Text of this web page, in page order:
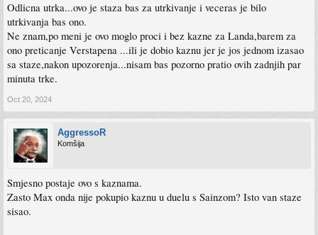
Odlicna utrka...ovo je staza bas za utrkivanje i veceras je bilo
utrkivanja bas ono.
Ne znam,po meni je ovo moglo proci i bez kazne za Landa,barem za
ono preticanje Verstapena ...ili je dobio kaznu jer je jos jednom izasao
sa staze,nakon upozorenja...nisam bas pozorno pratio ovih zadnjih par
minuta trke.
Oct 20, 2024
AggressoR
Komšija
Smjesno postaje ovo s kaznama.
Zasto Max onda nije pokupio kaznu u duelu s Sainzom? Isto van staze
sisao.